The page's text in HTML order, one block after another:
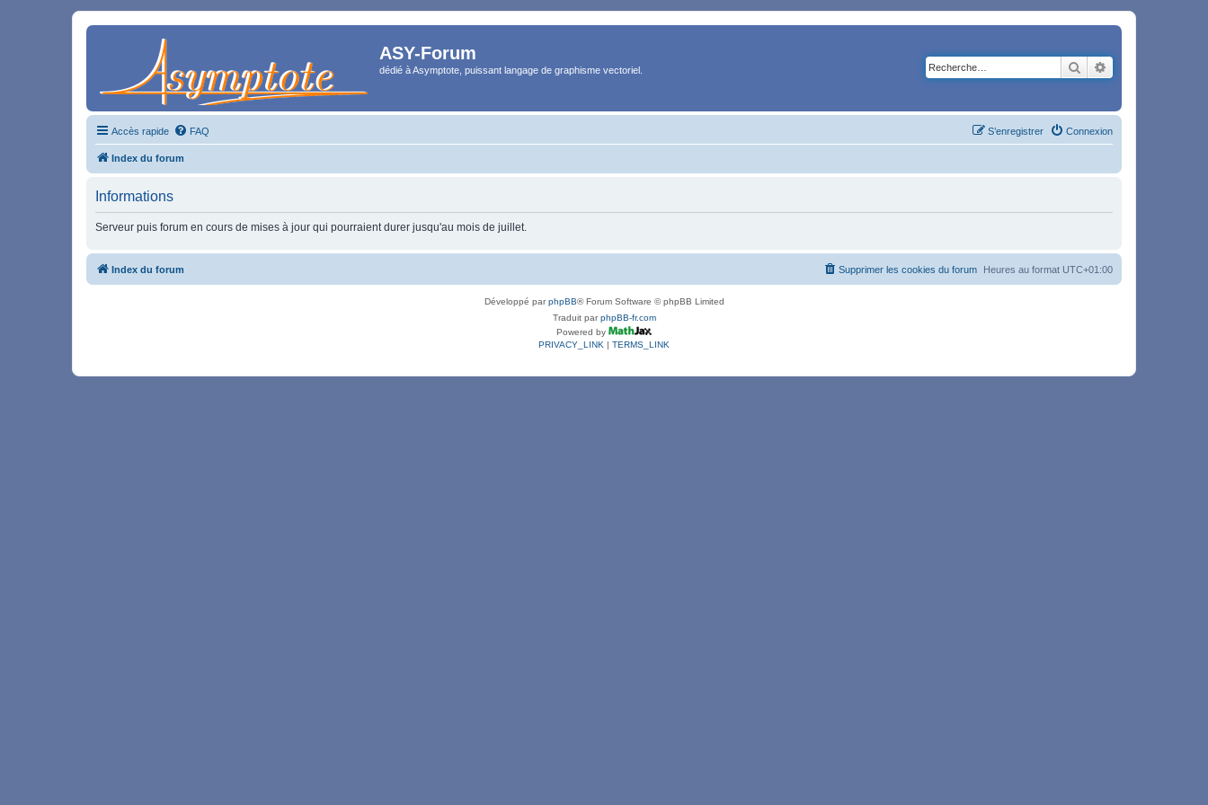
ASY-Forum
dédié à Asymptote, puissant langage de graphisme vectoriel. Rechercher
Accès rapide FAQ Connexion
S’enregistrer
Index du forum
Informations
Serveur puis forum en cours de mises à jour qui pourraient durer jusqu'au mois de juillet.
Index du forum Heures au format UTC+01:00
Supprimer les cookies du forum
Développé parphpBB® Forum Software © phpBB Limited
Traduit parphpBB-fr.com
Powered by
PRIVACY_LINK | TERMS_LINK